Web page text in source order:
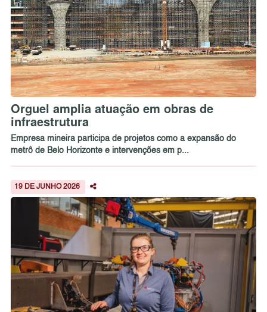
Orguel amplia atuação em obras de
infraestrutura
Empresa mineira participa de projetos como a expansão do
metrô de Belo Horizonte e intervenções em p...
19 DE JUNHO 2026